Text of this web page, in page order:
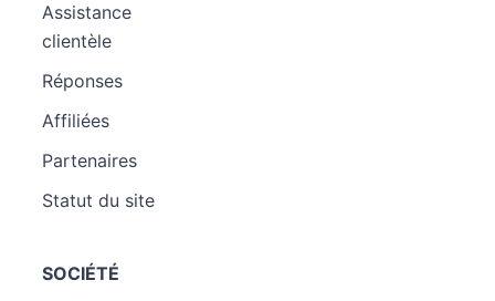
Assistance
clientèle
Réponses
Affiliées
Partenaires
Statut du site
SOCIÉTÉ